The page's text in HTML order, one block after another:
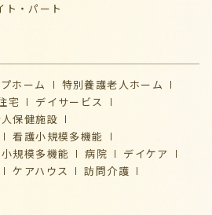
ト・パート
ホーム
特別養護老人ホーム
宅
デイサービス
保健施設
看護小規模多機能
小規模多機能 病院
デイケア
ケアハウス
訪問介護